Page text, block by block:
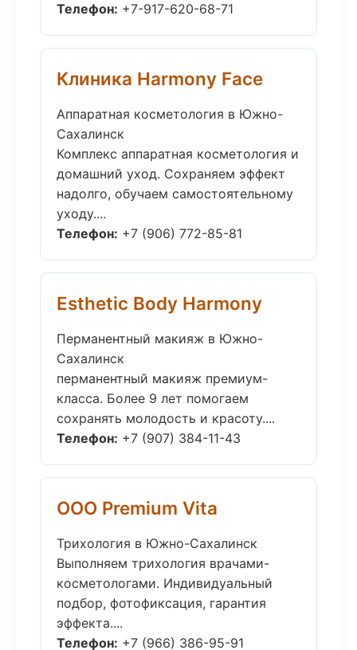
Телефон: +7-917-620-68-71
Клиника Harmony Face
Аппаратная косметология в Южно-
Сахалинск
Комплекс аппаратная косметология и
домашний уход. Сохраняем эффект
надолго, обучаем самостоятельному
уходу....
Телефон: +7 (906) 772-85-81
Esthetic Body Harmony
Перманентный макияж в Южно-
Сахалинск
перманентный макияж премиум-
класса. Более 9 лет помогаем
сохранять молодость и красоту....
Телефон: +7 (907) 384-11-43
ООО Premium Vita
Трихология в Южно-Сахалинск
Выполняем трихология врачами-
косметологами. Индивидуальный
подбор, фотофиксация, гарантия
эффекта....
Телефон: +7 (966) 386-95-91